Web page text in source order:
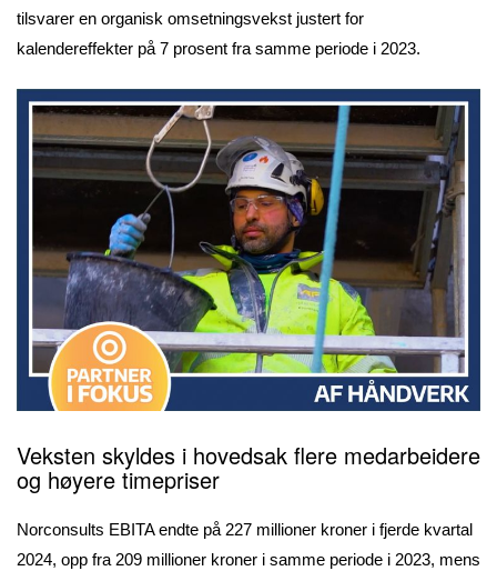
tilsvarer en organisk omsetningsvekst justert for
kalendereffekter på 7 prosent fra samme periode i 2023.
Veksten skyldes i hovedsak flere medarbeidere
og høyere timepriser
Norconsults EBITA endte på 227 millioner kroner i fjerde kvartal
2024, opp fra 209 millioner kroner i samme periode i 2023, mens